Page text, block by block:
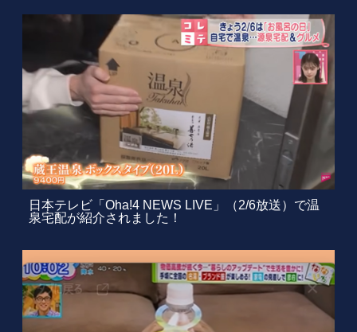
日本テレビ「Oha!4 NEWS LIVE」（2/6放送）で温
泉宅配が紹介されました！